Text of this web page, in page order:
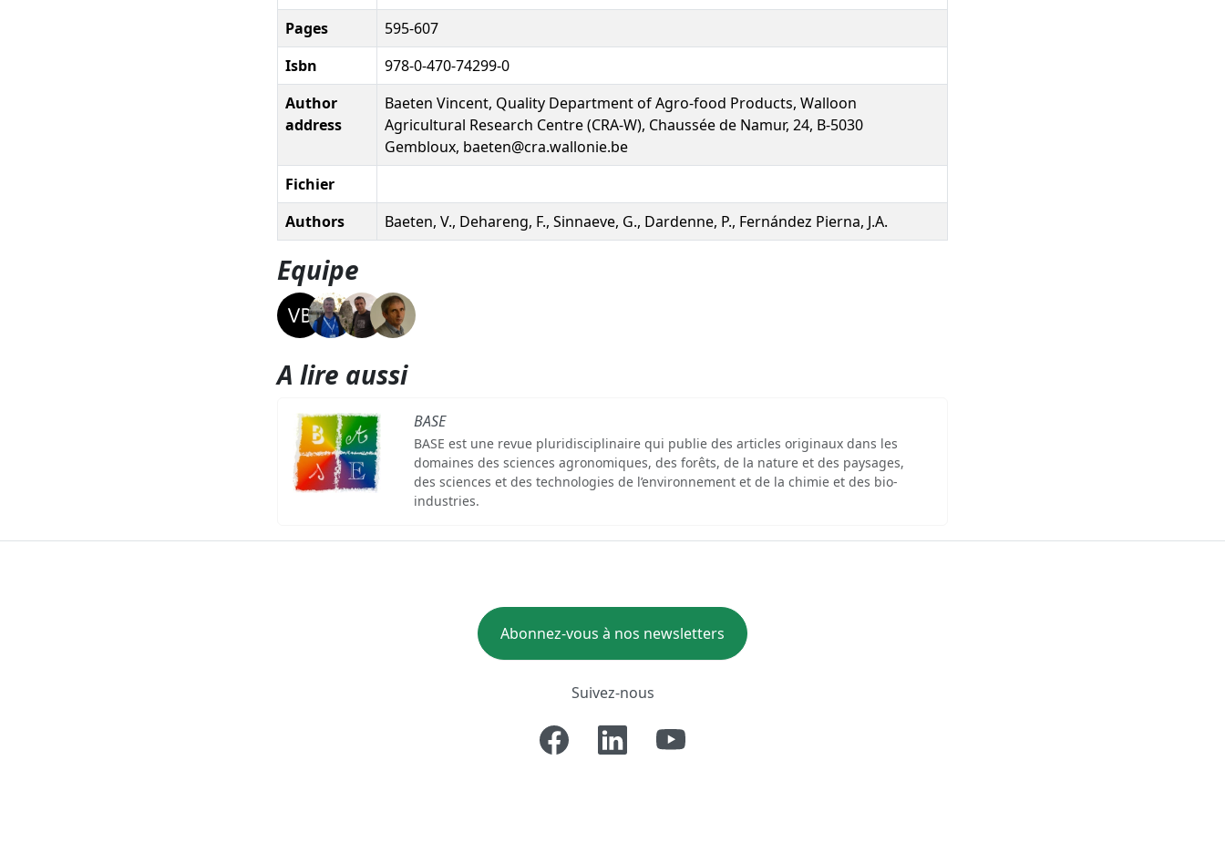
Pages
595-607
Isbn
978-0-470-74299-0
Author
address
Baeten Vincent, Quality Department of Agro-food Products, Walloon
Agricultural Research Centre (CRA-W), Chaussée de Namur, 24, B-5030
Gembloux, baeten@cra.wallonie.be
Fichier
Authors
Baeten, V., Dehareng, F., Sinnaeve, G., Dardenne, P., Fernández Pierna, J.A.
Equipe
A lire aussi
BASE
BASE est une revue pluridisciplinaire qui publie des articles originaux dans les
domaines des sciences agronomiques, des forêts, de la nature et des paysages,
des sciences et des technologies de l’environnement et de la chimie et des bio-
industries.
Abonnez-vous à nos newsletters
Suivez-nous